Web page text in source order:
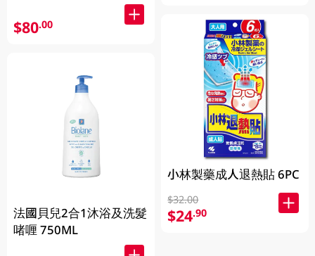
$80.00
法國貝兒2合1沐浴及洗髮
啫喱 750ML
小林製藥成人退熱貼 6PC
$32.00
$24.90